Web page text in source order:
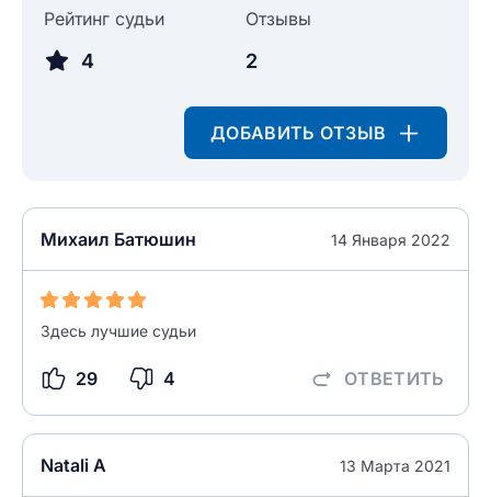
Рейтинг судьи
4
Отзывы
2
ДОБАВИТЬ ОТЗЫВ
Михаил Батюшин 14 Января 2022
Здесь лучшие судьи
29 4 ОТВЕТИТЬ
Natali А 13 Марта 2021